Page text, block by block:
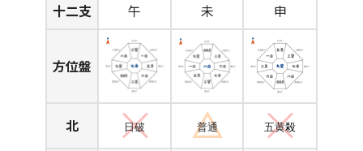
十二支
午 未 申
方位盤
北 日破 普通 五黄殺